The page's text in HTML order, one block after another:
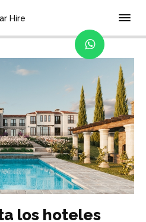
Hire
los hoteles